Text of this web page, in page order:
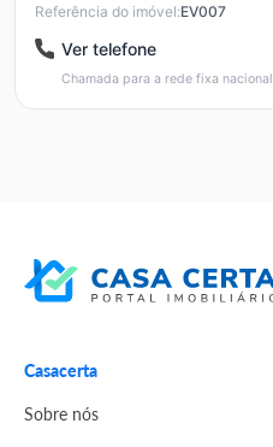
Referência do imóvel:EV007
Ver telefone
Chamada para a rede fixa nacional
Casacerta
Sobre nós